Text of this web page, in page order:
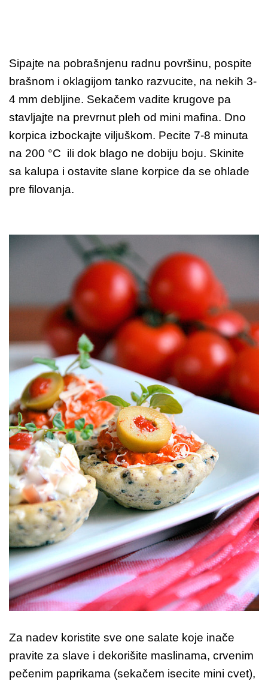
Sipajte na pobrašnjenu radnu površinu, pospite
brašnom i oklagijom tanko razvucite, na nekih 3-
4 mm debljine. Sekačem vadite krugove pa
stavljajte na prevrnut pleh od mini mafina. Dno
korpica izbockajte viljuškom. Pecite 7-8 minuta
na 200 °C ili dok blago ne dobiju boju. Skinite
sa kalupa i ostavite slane korpice da se ohlade
pre filovanja.
Za nadev koristite sve one salate koje inače
pravite za slave i dekorišite maslinama, crvenim
pečenim paprikama (sekačem isecite mini cvet),